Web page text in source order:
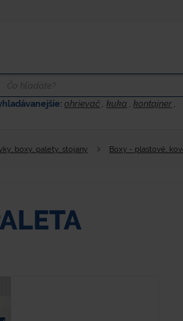
ohrievač ,kuka ,kontajner ,
boxy, palety, stojany Boxy - plastové,